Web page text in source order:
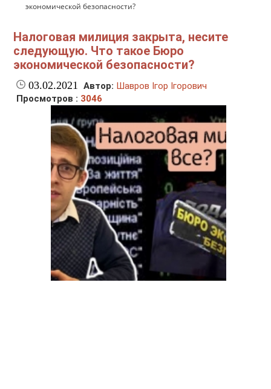
экономической безопасности?
Налоговая милиция закрыта, несите
следующую. Что такое Бюро
экономической безопасности?
03.02.2021 Автор: Шавров Ігор Ігорович
Просмотров : 3046